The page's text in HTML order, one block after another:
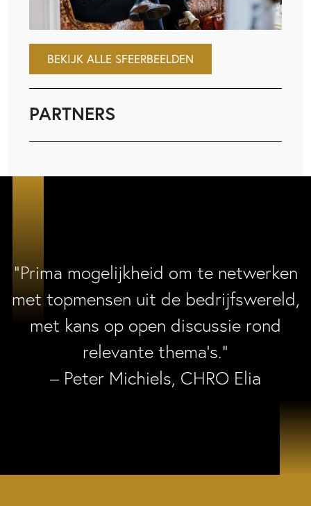
BEKIJK ALLE SFEERBEELDEN
PARTNERS
“Prima mogelijkheid om te netwerken
met topmensen uit de bedrijfswereld,
met kans op open discussie rond
relevante thema’s.”
– Peter Michiels, CHRO Elia